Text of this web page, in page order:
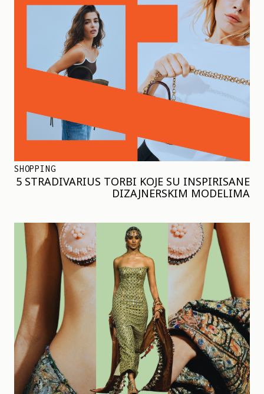
SHOPPING
5 STRADIVARIUS TORBI KOJE SU INSPIRISANE
DIZAJNERSKIM MODELIMA